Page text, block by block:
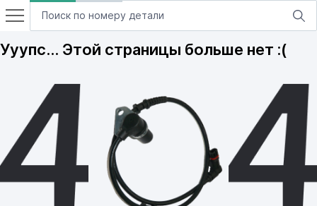
Ууупс… Этой страницы больше нет :(